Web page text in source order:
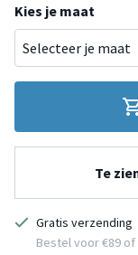
Kies je maat
Te
Gratis verzending
Bestel voor €89